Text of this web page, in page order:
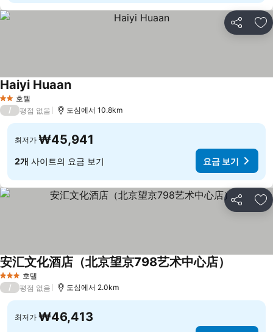
공유 즐
2 성급호텔
Haiyi Huaan
/ 평점 없음 도심에서 10.8km
최저가 ₩45,941
2개 사이트의 요금 보기 요금 보기
공유 즐
3 성급 호텔
安汇文化酒店（北京望京798艺术中心店）
/ 평점 없음 도심에서 2.0km
최저가 ₩46,413